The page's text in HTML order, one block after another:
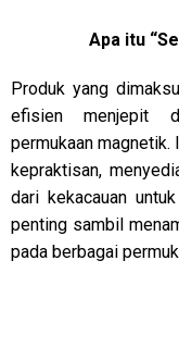
Apa itu
Produk yang
efisien menjepit
permukaan magnetik.
kepraktisan,
dari kekacauan
penting sambil
pada berbagai